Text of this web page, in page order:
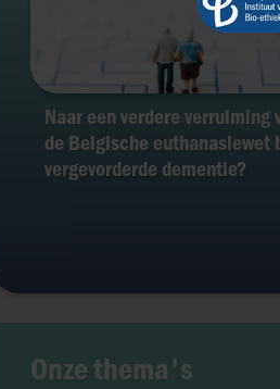
Naar een verdere verruiming
de Belgische euthanasiewet
vergevorderde dementie?
Onze thema's